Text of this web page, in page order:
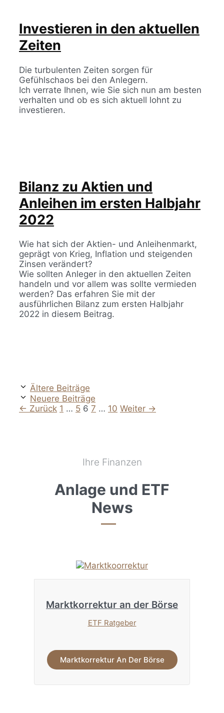
Investieren in den aktuellen
Zeiten
Die turbulenten Zeiten sorgen für
Gefühlschaos bei den Anlegern.
Ich verrate Ihnen, wie Sie sich nun am besten
verhalten und ob es sich aktuell lohnt zu
investieren.
Bilanz zu Aktien und
Anleihen im ersten Halbjahr
2022
Wie hat sich der Aktien- und Anleihenmarkt,
geprägt von Krieg, Inflation und steigenden
Zinsen verändert?
Wie sollten Anleger in den aktuellen Zeiten
handeln und vor allem was sollte vermieden
werden? Das erfahren Sie mit der
ausführlichen Bilanz zum ersten Halbjahr
2022 in diesem Beitrag.
Ältere Beiträge
Neuere Beiträge
← Zurück Seite
1 … Seite
5 Seite
6 Seite
7 … Seite
10 Weiter →
Ihre Finanzen
Anlage und ETF
News
Marktkorrektur an der Börse
ETF Ratgeber
Marktkorrektur An Der Börse